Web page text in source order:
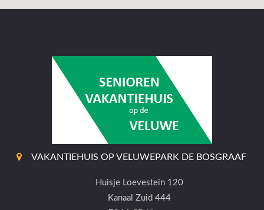
VAKANTIEHUIS OP VELUWEPARK DE BOSGRAAF
Huisje Loevestein 120
Kanaal Zuid 444